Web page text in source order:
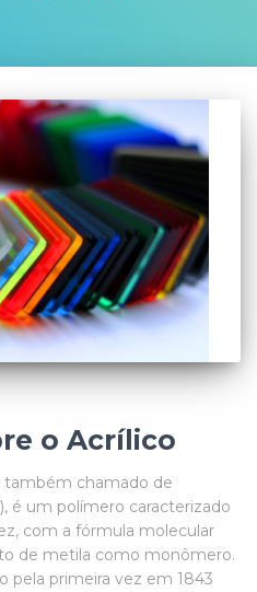
o Acrílico
também chamado de
é um polímero caracterizado
com a fórmula molecular
de metila como monômero.
pela primeira vez em 1843